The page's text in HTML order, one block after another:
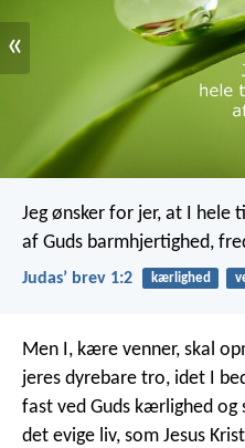
«
Jeg ønsker for jer, at I hele
af Guds barmhjertighed,
Judasʼ brev 1:2 kærlighed
Men I, kære venner, skal
jeres dyrebare tro, idet I
fast ved Guds kærlighed
det evige liv, som Jesus